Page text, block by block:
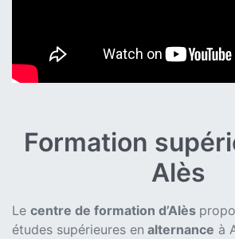
Formation
Alès
Le centre de formation d’Alès
études supérieures en alternance à